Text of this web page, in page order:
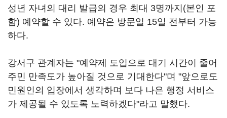
성년 자녀의 대리 발급의 경우 최대 3명까지(본인 포
함) 예약할 수 있다. 예약은 방문일 15일 전부터 가능
하다.
강서구 관계자는 "예약제 도입으로 대기 시간이 줄어
주민 만족도가 높아질 것으로 기대한다"며 "앞으로도
민원인의 입장에서 생각하며 보다 나은 행정 서비스
가 제공될 수 있도록 노력하겠다"라고 말했다.